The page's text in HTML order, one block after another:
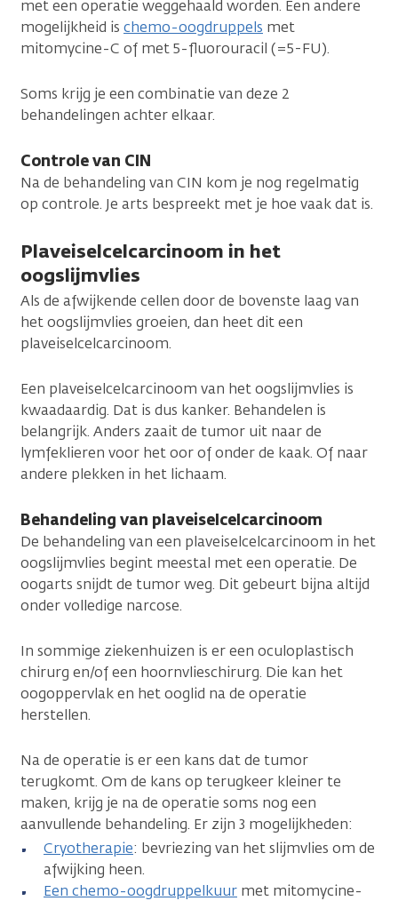
met een operatie weggehaald worden. Een andere
mogelijkheid is chemo-oogdruppels met
mitomycine-C of met 5-fluorouracil (=5-FU).
Soms krijg je een combinatie van deze 2
behandelingen achter elkaar.
Controle van CIN
Na de behandeling van CIN kom je nog regelmatig
op controle. Je arts bespreekt met je hoe vaak dat is.
Plaveiselcelcarcinoom in het
oogslijmvlies
Als de afwijkende cellen door de bovenste laag van
het oogslijmvlies groeien, dan heet dit een
plaveiselcelcarcinoom.
Een plaveiselcelcarcinoom van het oogslijmvlies is
kwaadaardig. Dat is dus kanker. Behandelen is
belangrijk. Anders zaait de tumor uit naar de
lymfeklieren voor het oor of onder de kaak. Of naar
andere plekken in het lichaam.
Behandeling van plaveiselcelcarcinoom
De behandeling van een plaveiselcelcarcinoom in het
oogslijmvlies begint meestal met een operatie. De
oogarts snijdt de tumor weg. Dit gebeurt bijna altijd
onder volledige narcose.
In sommige ziekenhuizen is er een oculoplastisch
chirurg en/of een hoornvlieschirurg. Die kan het
oogoppervlak en het ooglid na de operatie
herstellen.
Na de operatie is er een kans dat de tumor
terugkomt. Om de kans op terugkeer kleiner te
maken, krijg je na de operatie soms nog een
aanvullende behandeling. Er zijn 3 mogelijkheden:
Cryotherapie: bevriezing van het slijmvlies om de
afwijking heen.
Een chemo-oogdruppelkuur met mitomycine-